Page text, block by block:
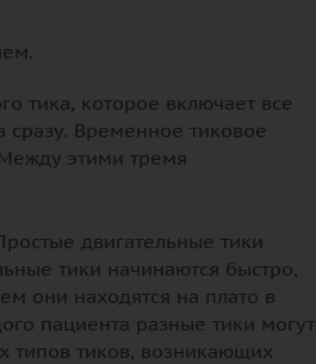
тика, которое включает все
сразу. Временное тиковое
Между этими тремя
двигательные тики
тики начинаются быстро,
они находятся на плато в
пациента разные тики могут
типов тиков, возникающих